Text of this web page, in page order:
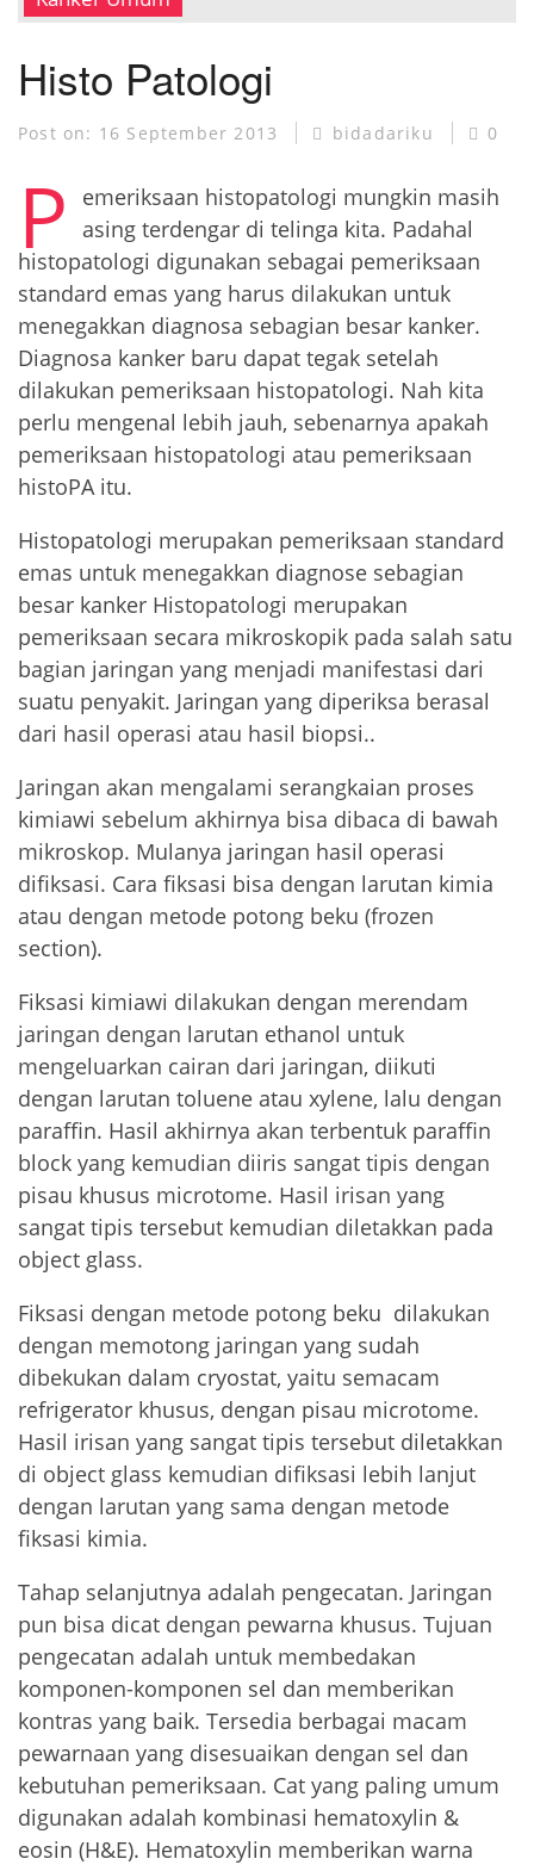
MUSEUM KANKER
Histo Patologi
Post on: 16 September 2013 bidadariku 0
P
emeriksaan histopatologi mungkin masih
asing terdengar di telinga kita. Padahal
histopatologi digunakan sebagai pemeriksaan
standard emas yang harus dilakukan untuk
menegakkan diagnosa sebagian besar kanker.
Diagnosa kanker baru dapat tegak setelah
dilakukan pemeriksaan histopatologi. Nah kita
perlu mengenal lebih jauh, sebenarnya apakah
pemeriksaan histopatologi atau pemeriksaan
histoPA itu.
Histopatologi merupakan pemeriksaan standard
emas untuk menegakkan diagnose sebagian
besar kanker Histopatologi merupakan
pemeriksaan secara mikroskopik pada salah satu
bagian jaringan yang menjadi manifestasi dari
suatu penyakit. Jaringan yang diperiksa berasal
dari hasil operasi atau hasil biopsi..
Jaringan akan mengalami serangkaian proses
kimiawi sebelum akhirnya bisa dibaca di bawah
mikroskop. Mulanya jaringan hasil operasi
difiksasi. Cara fiksasi bisa dengan larutan kimia
atau dengan metode potong beku (frozen
section).
Fiksasi kimiawi dilakukan dengan merendam
jaringan dengan larutan ethanol untuk
mengeluarkan cairan dari jaringan, diikuti
dengan larutan toluene atau xylene, lalu dengan
paraffin. Hasil akhirnya akan terbentuk paraffin
block yang kemudian diiris sangat tipis dengan
pisau khusus microtome. Hasil irisan yang
sangat tipis tersebut kemudian diletakkan pada
object glass.
Fiksasi dengan metode potong beku dilakukan
dengan memotong jaringan yang sudah
dibekukan dalam cryostat, yaitu semacam
refrigerator khusus, dengan pisau microtome.
Hasil irisan yang sangat tipis tersebut diletakkan
di object glass kemudian difiksasi lebih lanjut
dengan larutan yang sama dengan metode
fiksasi kimia.
Tahap selanjutnya adalah pengecatan. Jaringan
pun bisa dicat dengan pewarna khusus. Tujuan
pengecatan adalah untuk membedakan
komponen-komponen sel dan memberikan
kontras yang baik. Tersedia berbagai macam
pewarnaan yang disesuaikan dengan sel dan
kebutuhan pemeriksaan. Cat yang paling umum
digunakan adalah kombinasi hematoxylin &
eosin (H&E). Hematoxylin memberikan warna